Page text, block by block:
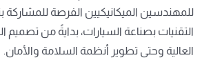
للمهندسين الميكانيكيين الفرصة
التقنيات بصناعة السيارات، بدايةً من تصميم
العالية وحتى تطوير أنظمة السلامة والأمان.